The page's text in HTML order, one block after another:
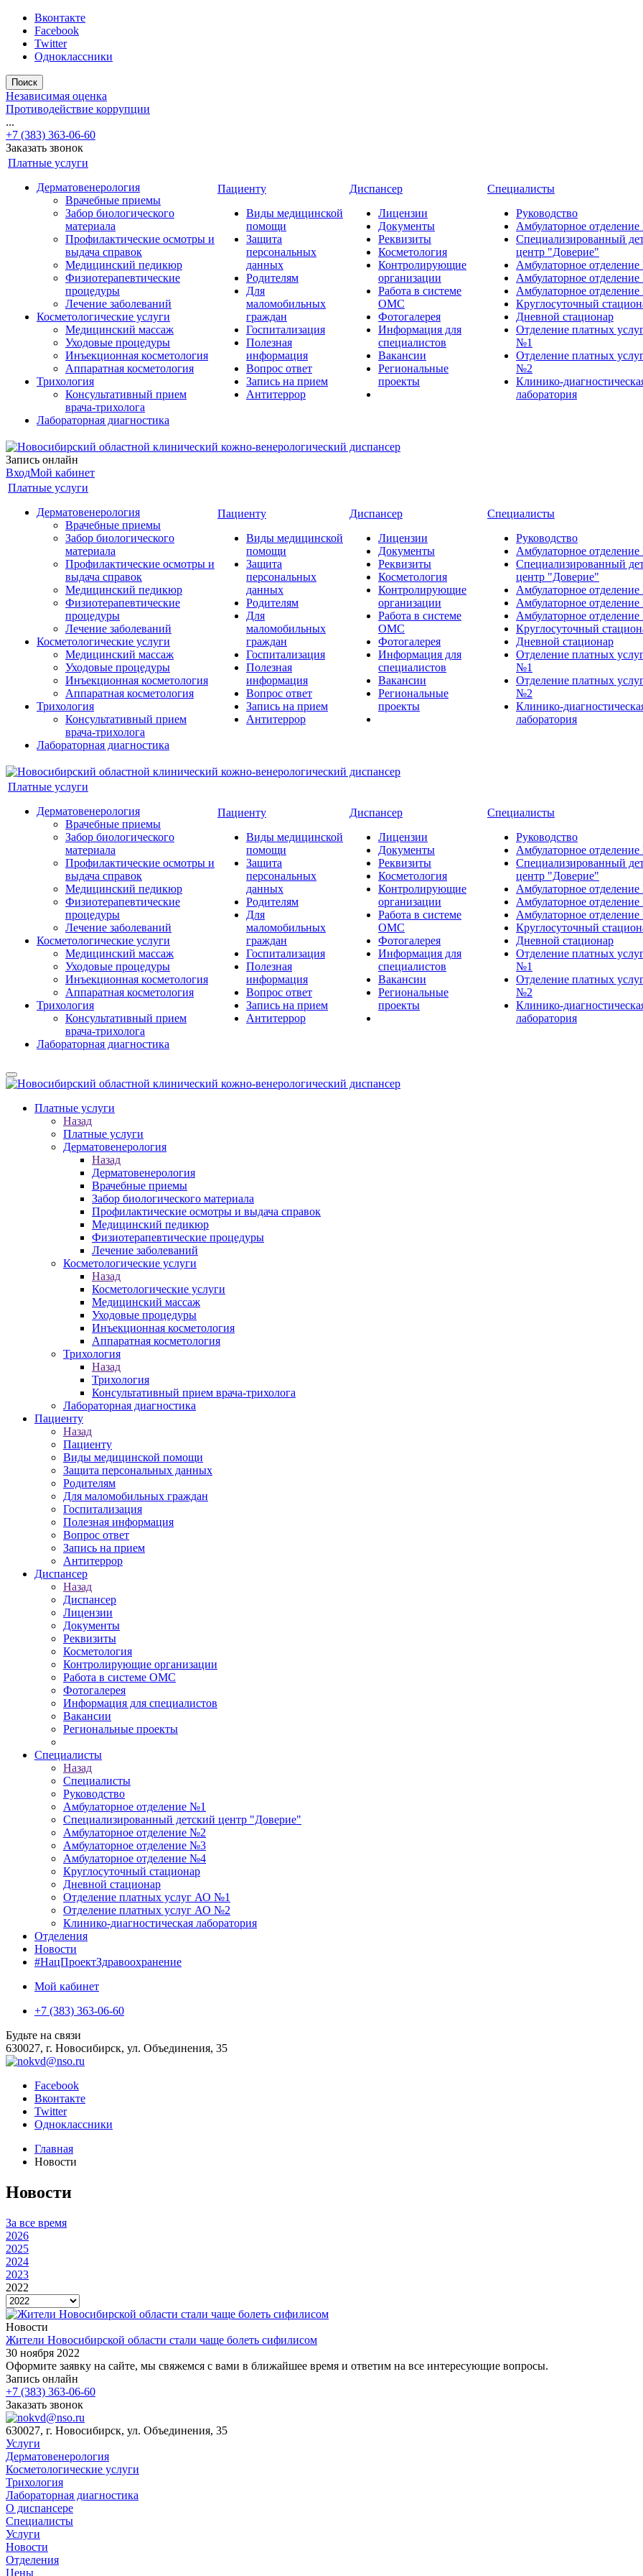
Вконтакте
Facebook
Twitter
Одноклассники
Поиск
Независимая оценка
Противодействие коррупции
...
+7 (383) 363-06-60
Заказать звонок
Платные услуги
Дерматовенерология
Врачебные приемы
Забор биологического
материала
Профилактические осмотры и
выдача справок
Медицинский педикюр
Физиотерапевтические
процедуры
Лечение заболеваний
Косметологические услуги
Медицинский массаж
Уходовые процедуры
Инъекционная косметология
Аппаратная косметология
Трихология
Консультативный прием
врача-трихолога
Лабораторная диагностика
Пациенту
Виды медицинской
помощи
Защита
персональных
данных
Родителям
Для
маломобильных
граждан
Госпитализация
Полезная
информация
Вопрос ответ
Запись на прием
Антитеррор
Диспансер
Лицензии
Документы
Реквизиты
Косметология
Контролирующие
организации
Работа в системе
ОМС
Фотогалерея
Информация для
специалистов
Вакансии
Региональные
проекты
Специалисты
Руководство
Амбулаторное
Специализированный
центр "Доверие"
Амбулаторное
Амбулаторное
Амбулаторное
Круглосуточный
Дневной стационар
Отделение платных
№1
Отделение платных
№2
Клинико-
лаборатория
Запись онлайн
ВходМой кабинет
Платные услуги
Дерматовенерология
Врачебные приемы
Забор биологического
материала
Профилактические осмотры и
выдача справок
Медицинский педикюр
Физиотерапевтические
процедуры
Лечение заболеваний
Косметологические услуги
Медицинский массаж
Уходовые процедуры
Инъекционная косметология
Аппаратная косметология
Трихология
Консультативный прием
врача-трихолога
Лабораторная диагностика
Пациенту
Виды медицинской
помощи
Защита
персональных
данных
Родителям
Для
маломобильных
граждан
Госпитализация
Полезная
информация
Вопрос ответ
Запись на прием
Антитеррор
Диспансер
Лицензии
Документы
Реквизиты
Косметология
Контролирующие
организации
Работа в системе
ОМС
Фотогалерея
Информация для
специалистов
Вакансии
Региональные
проекты
Специалисты
Руководство
Амбулаторное
Специализированный
центр "Доверие"
Амбулаторное
Амбулаторное
Амбулаторное
Круглосуточный
Дневной стационар
Отделение платных
№1
Отделение платных
№2
Клинико-
лаборатория
Платные услуги
Дерматовенерология
Врачебные приемы
Забор биологического
материала
Профилактические осмотры и
выдача справок
Медицинский педикюр
Физиотерапевтические
процедуры
Лечение заболеваний
Косметологические услуги
Медицинский массаж
Уходовые процедуры
Инъекционная косметология
Аппаратная косметология
Трихология
Консультативный прием
врача-трихолога
Лабораторная диагностика
Пациенту
Виды медицинской
помощи
Защита
персональных
данных
Родителям
Для
маломобильных
граждан
Госпитализация
Полезная
информация
Вопрос ответ
Запись на прием
Антитеррор
Диспансер
Лицензии
Документы
Реквизиты
Косметология
Контролирующие
организации
Работа в системе
ОМС
Фотогалерея
Информация для
специалистов
Вакансии
Региональные
проекты
Специалисты
Руководство
Амбулаторное
Специализированный
центр "Доверие"
Амбулаторное
Амбулаторное
Амбулаторное
Круглосуточный
Дневной стационар
Отделение платных
№1
Отделение платных
№2
Клинико-
лаборатория
Платные услуги
Назад
Платные услуги
Дерматовенерология
Назад
Дерматовенерология
Врачебные приемы
Забор биологического материала
Профилактические осмотры и выдача справок
Медицинский педикюр
Физиотерапевтические процедуры
Лечение заболеваний
Косметологические услуги
Назад
Косметологические услуги
Медицинский массаж
Уходовые процедуры
Инъекционная косметология
Аппаратная косметология
Трихология
Назад
Трихология
Консультативный прием врача-трихолога
Лабораторная диагностика
Пациенту
Назад
Пациенту
Виды медицинской помощи
Защита персональных данных
Родителям
Для маломобильных граждан
Госпитализация
Полезная информация
Вопрос ответ
Запись на прием
Антитеррор
Диспансер
Назад
Диспансер
Лицензии
Документы
Реквизиты
Косметология
Контролирующие организации
Работа в системе ОМС
Фотогалерея
Информация для специалистов
Вакансии
Региональные проекты
Специалисты
Назад
Специалисты
Руководство
Амбулаторное отделение №1
Специализированный детский центр "Доверие"
Амбулаторное отделение №2
Амбулаторное отделение №3
Амбулаторное отделение №4
Круглосуточный стационар
Дневной стационар
Отделение платных услуг АО №1
Отделение платных услуг АО №2
Клинико-диагностическая лаборатория
Отделения
Новости
#НацПроектЗдравоохранение
Мой кабинет
+7 (383) 363-06-60
Будьте на связи
630027, г. Новосибирск, ул. Объединения, 35
Facebook
Вконтакте
Twitter
Одноклассники
Главная
Новости
Новости
За все время
2026
2025
2024
2023
2022
Новости
Жители Новосибирской области стали чаще болеть сифилисом
30 ноября 2022
Оформите заявку на сайте, мы свяжемся с вами в ближайшее время и ответим на все интересующие вопросы.
Запись онлайн
+7 (383) 363-06-60
Заказать звонок
630027, г. Новосибирск, ул. Объединения, 35
Услуги
Дерматовенерология
Косметологические услуги
Трихология
Лабораторная диагностика
О диспансере
Специалисты
Услуги
Новости
Отделения
Цены